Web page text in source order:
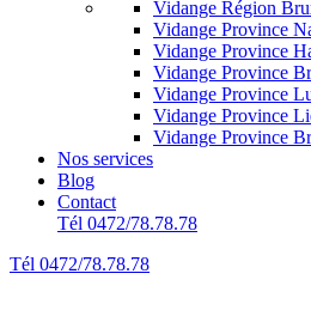
Vidange Région
Vidange Province
Vidange Province
Vidange Province
Vidange Province
Vidange Province
Vidange Province
Nos services
Blog
Contact
Tél 0472/78.78.78
Tél 0472/78.78.78